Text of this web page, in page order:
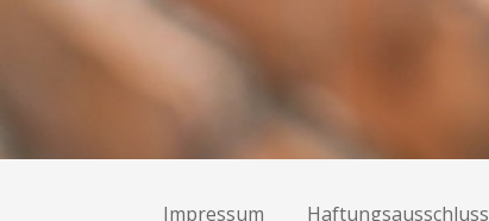
Impressum Haftungsausschluss